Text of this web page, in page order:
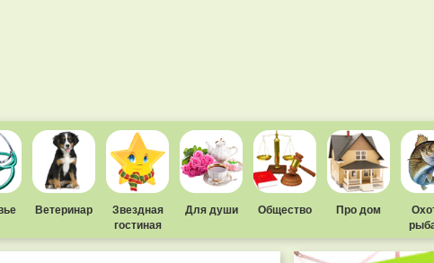
Ветеринар
Звездная
гостиная
Для души Общество Про дом